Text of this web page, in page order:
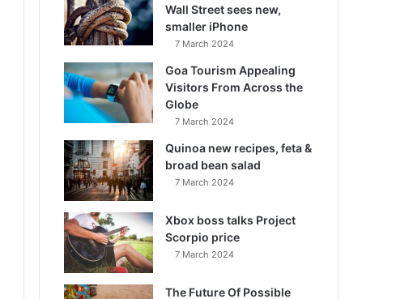
Wall Street sees new,
smaller iPhone
7 March 2024
Goa Tourism Appealing
Visitors From Across the
Globe
7 March 2024
Quinoa new recipes, feta &
broad bean salad
7 March 2024
Xbox boss talks Project
Scorpio price
7 March 2024
The Future Of Possible